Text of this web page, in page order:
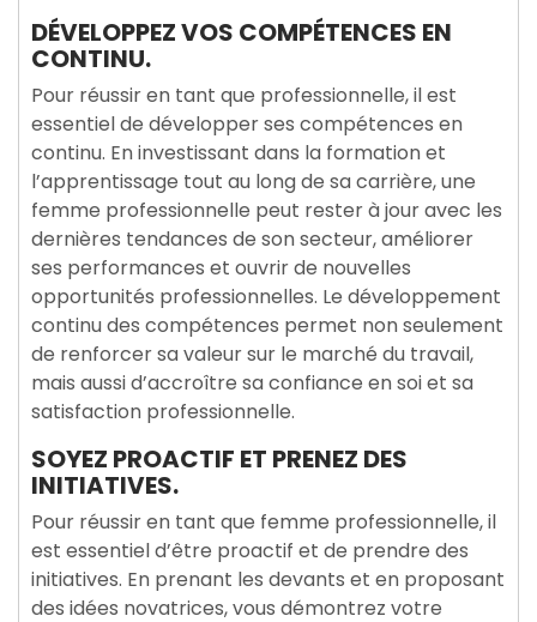
DÉVELOPPEZ VOS COMPÉTENCES EN
CONTINU.
Pour réussir en tant que professionnelle, il est
essentiel de développer ses compétences en
continu. En investissant dans la formation et
l’apprentissage tout au long de sa carrière, une
femme professionnelle peut rester à jour avec les
dernières tendances de son secteur, améliorer
ses performances et ouvrir de nouvelles
opportunités professionnelles. Le développement
continu des compétences permet non seulement
de renforcer sa valeur sur le marché du travail,
mais aussi d’accroître sa confiance en soi et sa
satisfaction professionnelle.
SOYEZ PROACTIF ET PRENEZ DES
INITIATIVES.
Pour réussir en tant que femme professionnelle, il
est essentiel d’être proactif et de prendre des
initiatives. En prenant les devants et en proposant
des idées novatrices, vous démontrez votre